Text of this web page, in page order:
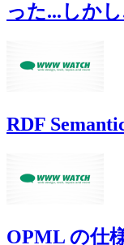
った...しか
RDF
OPML の仕